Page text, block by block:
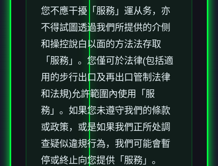
您不應干擾「服務」運从务，亦
不得試圖透過我們所提供的介侧
和操控說白以面的方法法存取
「服務」。您僅可於法律(包括適
用的步行出口及再出口管制法律
和法規)允許範圍內使用「服
務」。如果您未遵守我們的條款
或政策，或是如果我們正所处調
查疑似違規行為，我們可能會暫
停或終止向您提供「服務」。